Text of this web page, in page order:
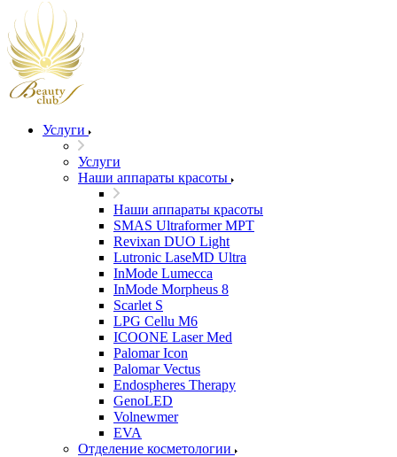
Услуги
Услуги
Наши аппараты красоты
Наши аппараты красоты
SMAS Ultraformer MPT
Revixan DUO Light
Lutronic LaseMD Ultra
InMode Lumecca
InMode Morpheus 8
Scarlet S
LPG Cellu M6
ICOONE Laser Med
Palomar Icon
Palomar Vectus
Endospheres Therapy
GenoLED
Volnewmer
EVA
Отделение косметологии